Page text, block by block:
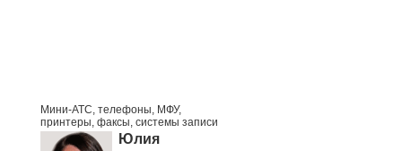
Мини-АТС, телефоны, МФУ,
принтеры, факсы, системы записи
Юлия